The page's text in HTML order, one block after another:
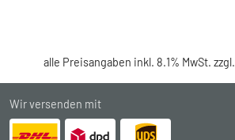
alle Preisangaben inkl. 8.1% MwSt. zzgl.
Wir versenden mit